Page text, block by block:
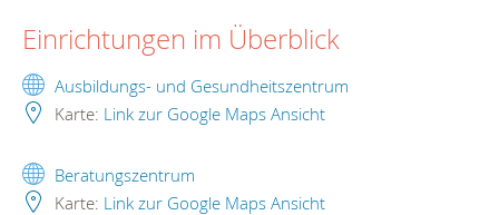
Einrichtungen im Überblick
Ausbildungs- und Gesundheitszentrum
Karte: Link zur Google Maps Ansicht
Beratungszentrum
Karte: Link zur Google Maps Ansicht